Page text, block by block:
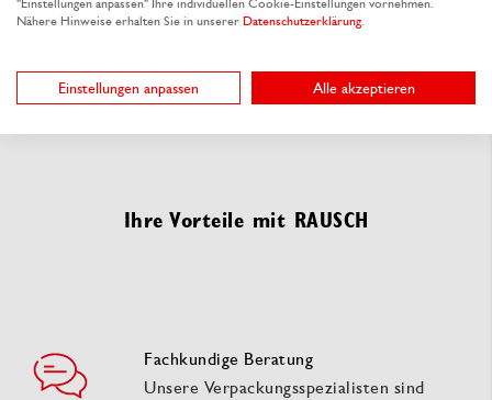
Ihre Vorteile mit RAUSCH
Fachkundige Beratung
Unsere Verpackungsspezialisten sind
"Einstellungen anpassen" Ihre individuellen Cookie-Einstellungen vornehmen.
Nähere Hinweise erhalten Sie in unserer Datenschutzerklärung.
Einstellungen anpassen Alle akzeptieren